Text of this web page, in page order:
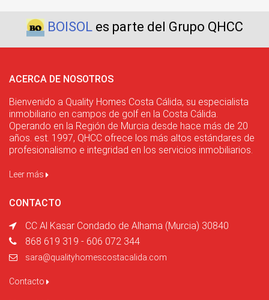
BOISOLes parte del Grupo QHCC
ACERCA DE NOSOTROS
Bienvenido a Quality Homes Costa Cálida, su especialista
inmobiliario en campos de golf en la Costa Cálida.
Operando en la Región de Murcia desde hace más de 20
años. est. 1997, QHCC ofrece los más altos estándares de
profesionalismo e integridad en los servicios inmobiliarios.
Leer más
CONTACTO
CC Al Kasar Condado de Alhama (Murcia) 30840
868 619 319 - 606 072 344
sara@qualityhomescostacalida.com
Contacto